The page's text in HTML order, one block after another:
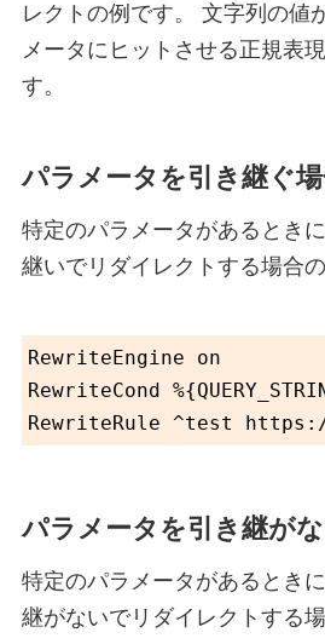
レクトの例です。 文字列の値
メータにヒットさせる正規表
す。
パラメータを引き継ぐ
特定のパラメータがあるとき
継いでリダイレクトする場合の
RewriteEngine on
RewriteCond
パラメータを引き継が
特定のパラメータがあるとき
継がないでリダイレクトする場